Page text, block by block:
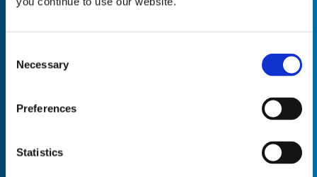
Selection
Necessary
Preferences
Statistics
Product Name* Empty